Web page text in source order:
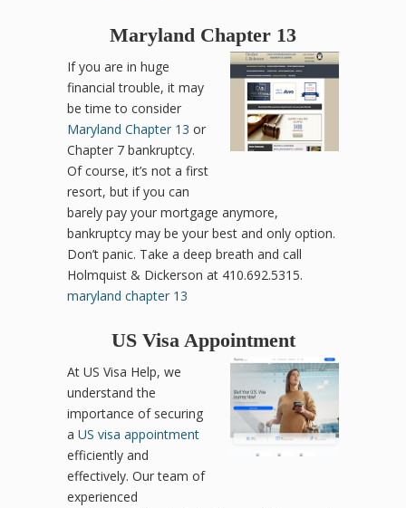
Maryland Chapter 13
If you are in huge
financial trouble, it may
be time to consider
Maryland Chapter 13 or
Chapter 7 bankruptcy.
Of course, it’s not a first
resort, but if you can
barely pay your mortgage anymore,
bankruptcy may be your best and only option.
Don’t panic. Take a deep breath and call
Holmquist & Dickerson at 410.692.5315.
maryland chapter 13
US Visa Appointment
At US Visa Help, we
understand the
importance of securing
a US visa appointment
efficiently and
effectively. Our team of
experienced